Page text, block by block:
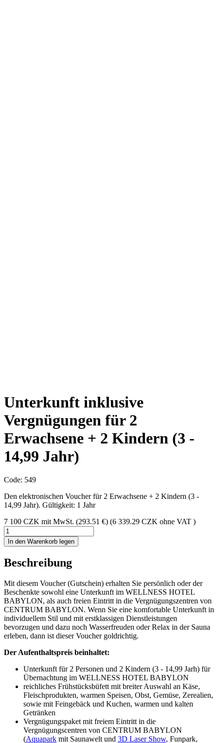
Unterkunft inklusive
Vergnügungen für 2
Erwachsene + 2 Kindern (3 -
14,99 Jahr)
Code: 549
Den elektronischen Voucher für 2 Erwachsene + 2 Kindern (3 -
14,99 Jahr). Gültigkeit: 1 Jahr
7 100 CZK mit MwSt. (293.51 €) (6 339.29 CZK ohne VAT )
In den Warenkorb legen
Beschreibung
Mit diesem Voucher (Gutschein) erhalten Sie persönlich oder der
Beschenkte sowohl eine Unterkunft im WELLNESS HOTEL
BABYLON, als auch freien Eintritt in die Vergnügungszentren von
CENTRUM BABYLON. Wenn Sie eine komfortable Unterkunft in
individuellem Stil und mit erstklassigen Dienstleistungen
bevorzugen und dazu noch Wasserfreuden oder Relax in der Sauna
erleben, dann ist dieser Voucher goldrichtig.
Der Aufenthaltspreis beinhaltet:
Unterkunft für 2 Personen und 2 Kindern (3 - 14,99 Jarh) für
Übernachtung im WELLNESS HOTEL BABYLON
reichliches Frühstücksbüfett mit breiter Auswahl an Käse,
Fleischprodukten, warmen Speisen, Obst, Gemüse, Zerealien,
sowie mit Feingebäck und Kuchen, warmen und kalten
Getränken
Vergnügungspaket mit freiem Eintritt in die
Vergnügungscentren von CENTRUM BABYLON
(Aquapark mit Saunawelt und 3D Laser Show, Funpark,